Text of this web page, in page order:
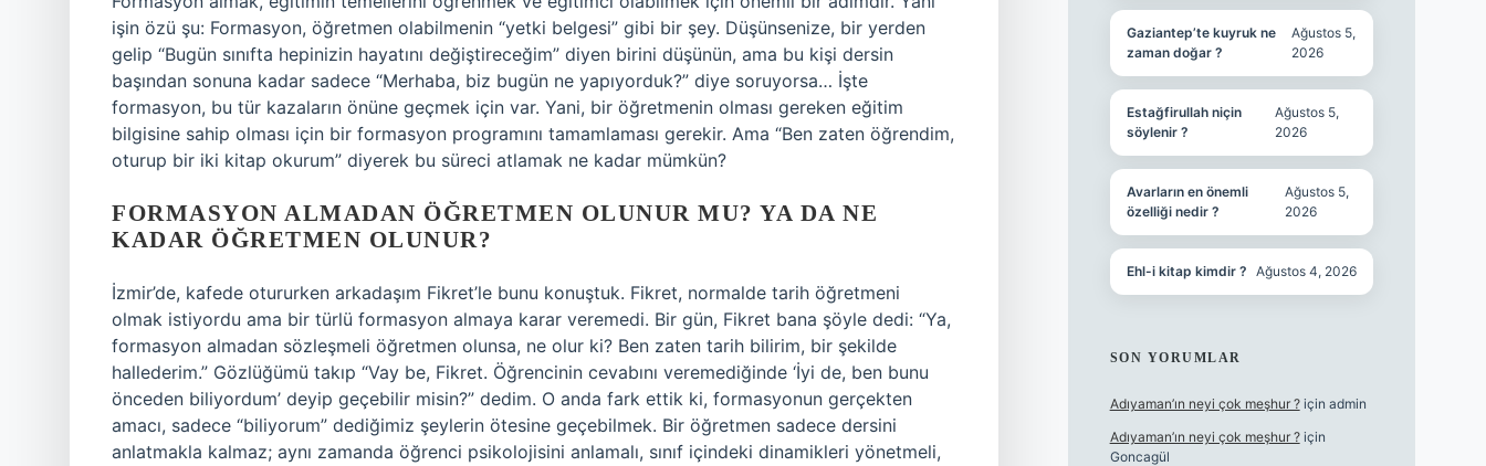
işin özü şu: Formasyon, öğretmen olabilmenin “yetki belgesi” gibi bir şey. Düşünsenize, bir yerden
gelip “Bugün sınıfta hepinizin hayatını değiştireceğim” diyen birini düşünün, ama bu kişi dersin
başından sonuna kadar sadece “Merhaba, biz bugün ne yapıyorduk?” diye soruyorsa… İşte
formasyon, bu tür kazaların önüne geçmek için var. Yani, bir öğretmenin olması gereken eğitim
bilgisine sahip olması için bir formasyon programını tamamlaması gerekir. Ama “Ben zaten öğrendim,
oturup bir iki kitap okurum” diyerek bu süreci atlamak ne kadar mümkün?
FORMASYON ALMADAN ÖĞRETMEN OLUNUR MU? YA DA NE
KADAR ÖĞRETMEN OLUNUR?
İzmir’de, kafede otururken arkadaşım Fikret’le bunu konuştuk. Fikret, normalde tarih öğretmeni
olmak istiyordu ama bir türlü formasyon almaya karar veremedi. Bir gün, Fikret bana şöyle dedi: “Ya,
formasyon almadan sözleşmeli öğretmen olunsa, ne olur ki? Ben zaten tarih bilirim, bir şekilde
hallederim.” Gözlüğümü takıp “Vay be, Fikret. Öğrencinin cevabını veremediğinde ‘İyi de, ben bunu
önceden biliyordum’ deyip geçebilir misin?” dedim. O anda fark ettik ki, formasyonun gerçekten
amacı, sadece “biliyorum” dediğimiz şeylerin ötesine geçebilmek. Bir öğretmen sadece dersini
anlatmakla kalmaz; aynı zamanda öğrenci psikolojisini anlamalı, sınıf içindeki dinamikleri yönetmeli,
Gaziantep’te kuyruk ne
zaman doğar ?
Ağustos 5,
2026
Estağfirullah niçin
söylenir ?
Ağustos 5,
2026
Avarların en önemli
özelliği nedir ?
Ağustos 5,
2026
Ehl-i kitap kimdir ? Ağustos 4, 2026
SON YORUMLAR
Adıyaman’ın neyi çok meşhur ?için admin
Adıyaman’ın neyi çok meşhur ?için
Goncagül